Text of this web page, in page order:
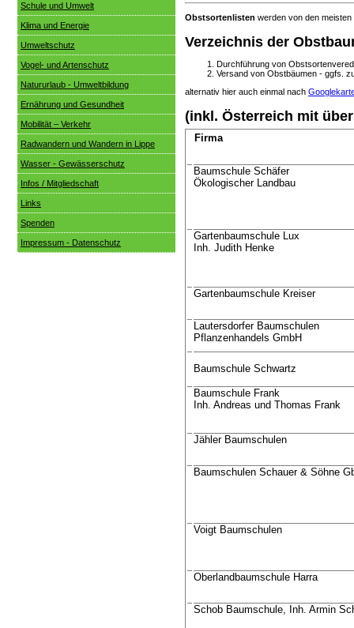
Schule und Umwelt
Klima und Energie
Umweltschutz
Vogel- und Artenschutz
Natururlaub - Umweltbildung
Ernährung und Gesundheit
Mobilität – Verkehr
Radwandern und Wandern in Lippe
Wasser - Gewässerschutz
Infos / Mitgliedschaft
Links
Spenden
Impressum - Datenschutz
Obstsortenlisten werden von den
Verzeichnis der
Durchführung von
Versand von Obstbäumen - ggfs.
alternativ hier auch einmal nach
(inkl. Österreich mit
Firma
Baumschule Schäfer
Ökologischer Landbau
Gartenbaumschule Lux
Inh. Judith Henke
Gartenbaumschule Kreiser
Lautersdorfer Baumschulen
Pflanzenhandels GmbH
Baumschule Schwartz
Baumschule Frank
Inh. Andreas und Thomas Frank
Jähler Baumschulen
Baumschulen Schauer & Söhne
Voigt Baumschulen
Oberlandbaumschule Harra
Schob Baumschule, Inh. Armin